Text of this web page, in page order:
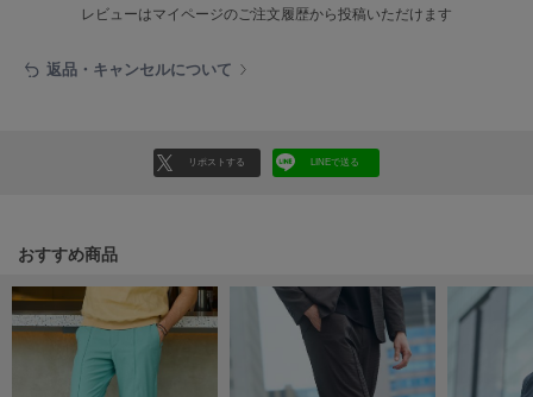
LeSportsac
レスポートサック
LILY BROWN
リリーブラウン
レビューはマイページのご注文履歴から投稿いただけます
返品・キャンセルについて
リポストする LINEで送る
おすすめ商品